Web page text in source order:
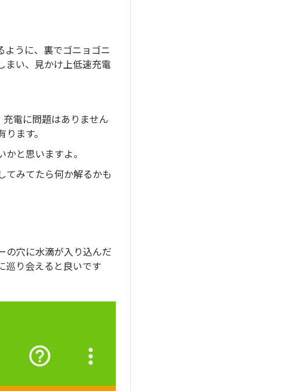
ように、裏でゴニョゴニ
まい、見かけ上低速充電
電に問題はありません
ます。
と思いますよ。
てみてたら何か解るかも
の穴に水滴が入り込んだ
巡り会えると良いです